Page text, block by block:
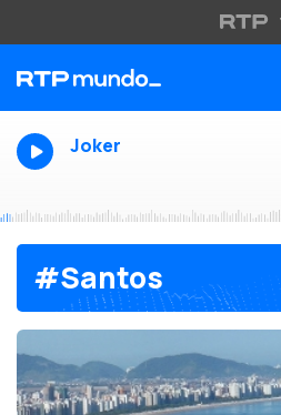
Joker
#Santos